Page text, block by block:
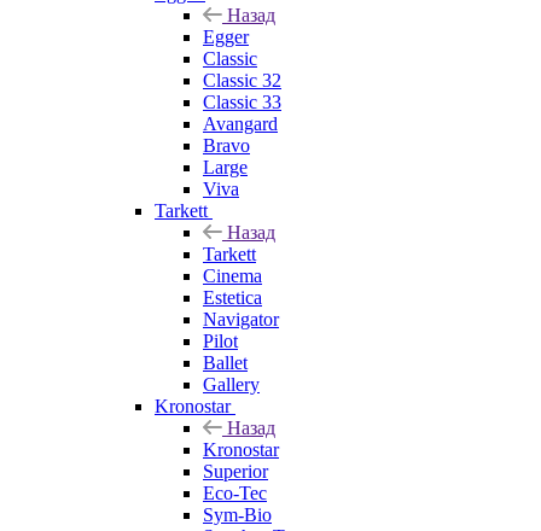
Назад
Egger
Classic
Classic 32
Classic 33
Avangard
Bravo
Large
Viva
Tarkett
Назад
Tarkett
Cinema
Estetica
Navigator
Pilot
Ballet
Gallery
Kronostar
Назад
Kronostar
Superior
Eco-Tec
Sym-Bio